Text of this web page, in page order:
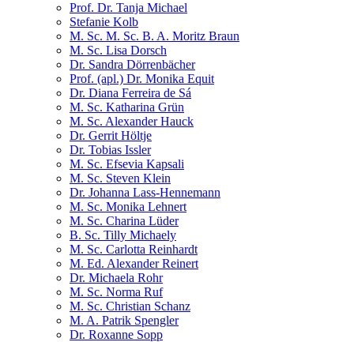
Prof. Dr. Tanja Michael
Stefanie Kolb
M. Sc. M. Sc. B. A. Moritz Braun
M. Sc. Lisa Dorsch
Dr. Sandra Dörrenbächer
Prof. (apl.) Dr. Monika Equit
Dr. Diana Ferreira de Sá
M. Sc. Katharina Grün
M. Sc. Alexander Hauck
Dr. Gerrit Höltje
Dr. Tobias Issler
M. Sc. Efsevia Kapsali
M. Sc. Steven Klein
Dr. Johanna Lass-Hennemann
M. Sc. Monika Lehnert
M. Sc. Charina Lüder
B. Sc. Tilly Michaely
M. Sc. Carlotta Reinhardt
M. Ed. Alexander Reinert
Dr. Michaela Rohr
M. Sc. Norma Ruf
M. Sc. Christian Schanz
M. A. Patrik Spengler
Dr. Roxanne Sopp